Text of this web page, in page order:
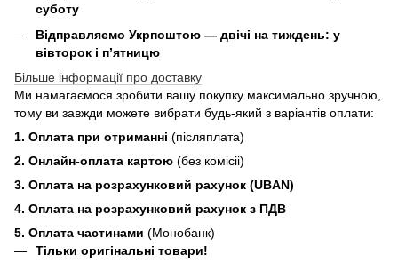
суботу
Відправляємо Укрпоштою — двічі на тиждень: у
вівторок і п’ятницю
Більше інформації про доставку
Ми намагаємося зробити вашу покупку максимально зручною,
тому ви завжди можете вибрати будь-який з варіантів оплати:
1. Оплата при отриманні (післяплата)
2. Онлайн-оплата картою (без комісіі)
3. Оплата на розрахунковий рахунок (UBAN)
4. Оплата на розрахунковий рахунок з ПДВ
5. Оплата частинами (Монобанк)
Тільки оригінальні товари!